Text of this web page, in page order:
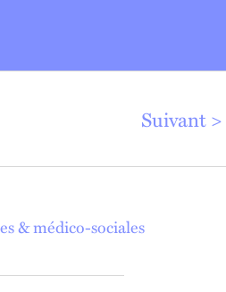
Suivant
& médico-sociales